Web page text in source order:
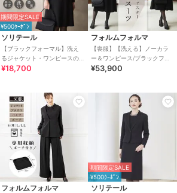
期間限定SALE
¥500ｸｰﾎﾟﾝ
ソリテール
【ブラックフォーマル】洗え
るジャケット・ワンピースの
アンサンブル/喪服/礼服/卒業
¥18,700
フォルムフォルマ
【喪服】【洗える】ノーカラ
ー＆ワンピース/ブラックフォ
ーマル/七五三/セレモニー/オー
¥53,900
フォルムフォルマ
期間限定SALE
¥500ｸｰﾎﾟﾝ
ソリテール